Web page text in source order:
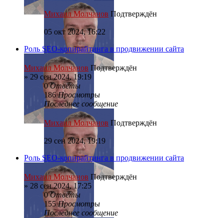
Михаил Молчанов Подтверждён
05 окт 2024, 16:22
Роль SEO-копирайтинга в продвижении сайта
Михаил Молчанов Подтверждён
» 29 сен 2024, 19:19
0Ответы
186Просмотры
Последнее сообщение
Михаил Молчанов Подтверждён
29 сен 2024, 19:19
Роль SEO-копирайтинга в продвижении сайта
Михаил Молчанов Подтверждён
» 28 сен 2024, 17:25
0Ответы
155Просмотры
Последнее сообщение